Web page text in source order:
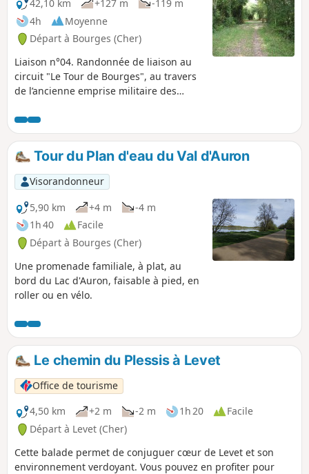
42,10 km
+127 m
-119 m
4h
Moyenne
Départ à Bourges (Cher)
Liaison n°04. Randonnée de liaison au
circuit "Le Tour de Bourges", au travers
de l’ancienne emprise militaire des
(ABS). Ces ateliers de fabrication
d’armement, dont le légendaire canon
de 75 Mle 1897, sont transformés en
technopôle Lahitolle, avec une salle
d’armes rénovée, et reconvertie à
d’autres activités. Passage dans les
marais sur les digues roulantes de la
Voiselle, de l’Yèvre, et sur une partie de
l’ancienne voie ferrée déclassée Bourges
Aubigny.
Tour du Plan d'eau du Val d'Auron
Visorandonneur
5,90 km
+4 m
-4 m
1h 40
Facile
Départ à Bourges (Cher)
Une promenade familiale, à plat, au
bord du Lac d'Auron, faisable à pied, en
roller ou en vélo.
Le chemin du Plessis à Levet
Office de tourisme
4,50 km
+2 m -2 m 1h 20
Facile
Départ à Levet (Cher)
Cette balade permet de conjuguer cœur de Levet et son
environnement verdoyant. Vous pouvez en profiter pour